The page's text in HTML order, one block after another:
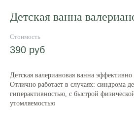
Детская ванна
390 руб
Детская валериановая ванна эффективно
Отлично работает в случаях: синдрома
гиперактивностью, с быстрой
утомляемостью